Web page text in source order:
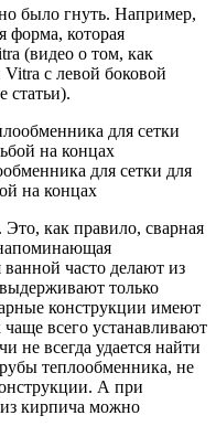
было гнуть. Например,
форма, которая
(видео о том, как
с левой боковой
статьи).
для сетки для
на концах
как правило, сварная
часто делают из
только
конструкции имеют
всего устанавливают
не всегда удается найти
теплообменника, не
А при
кирпича можно